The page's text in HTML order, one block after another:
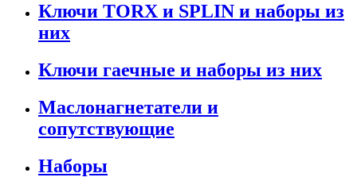
Ключи TORX и SPLIN и наборы из
них
Ключи гаечные и наборы из них
Маслонагнетатели и
сопутствующие
Наборы